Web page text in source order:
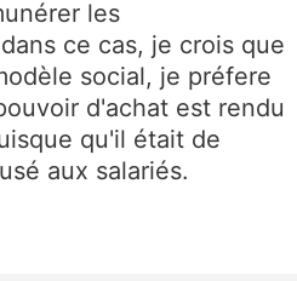
les
ce cas, je crois que
social, je préfere
d'achat est rendu
qu'il était de
aux salariés.